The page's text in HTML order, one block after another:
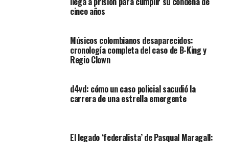
cinco años
Músicos colombianos desaparecidos:
cronología completa del caso de B-King y
Regio Clown
d4vd: cómo un caso policial sacudió la
carrera de una estrella emergente
El legado ‘federalista’ de Pasqual Maragall: